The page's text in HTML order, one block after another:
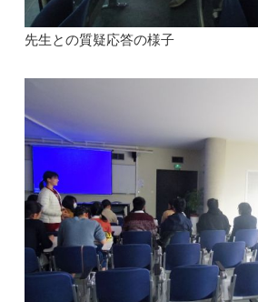
先生との質疑応答の様子